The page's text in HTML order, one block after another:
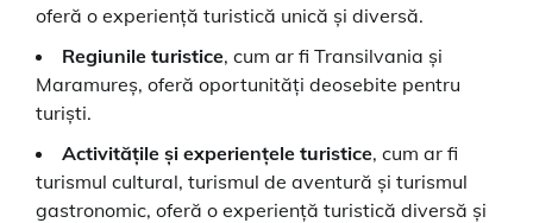
oferă o experiență turistică unică și diversă.
Regiunile turistice, cum ar fi Transilvania și
Maramureș, oferă oportunități deosebite pentru
turiști.
Activitățile și experiențele turistice, cum ar fi
turismul cultural, turismul de aventură și turismul
gastronomic, oferă o experiență turistică diversă și